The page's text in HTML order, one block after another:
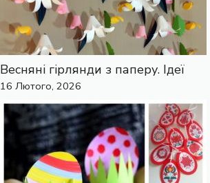
Весняні гірлянди з паперу. Ідеї
16 Лютого, 2026